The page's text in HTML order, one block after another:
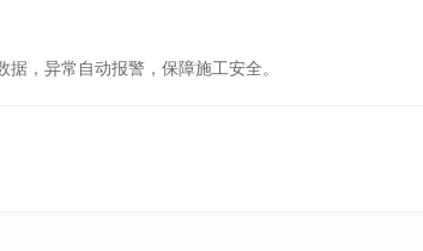
，异常自动报警，保障施工安全。